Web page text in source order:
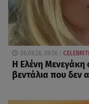
06.08.26, 09:56
Η Ελένη Μενεγάκη
βεντάλια που δεν